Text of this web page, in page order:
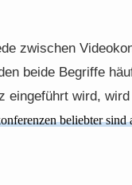
zwischen
beide Begriffe
eingeführt wird,
beliebter sind